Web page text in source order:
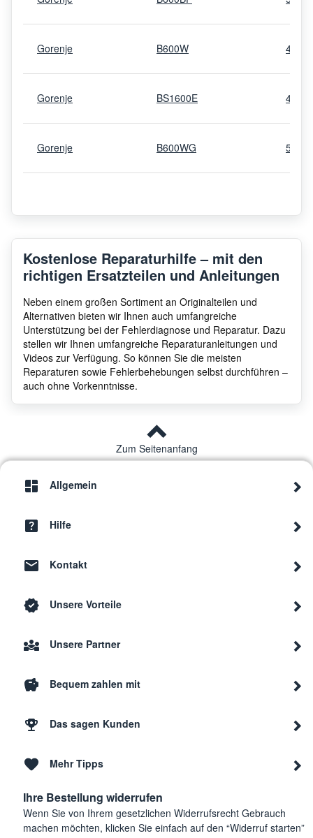
Gorenje B600W
Gorenje BS1600E
Gorenje B600WG
Kostenlose Reparaturhilfe – mit den
richtigen Ersatzteilen und Anleitungen
Neben einem großen Sortiment an Originalteilen und
Alternativen bieten wir Ihnen auch umfangreiche
Unterstützung bei der Fehlerdiagnose und Reparatur. Dazu
stellen wir Ihnen umfangreiche Reparaturanleitungen und
Videos zur Verfügung. So können Sie die meisten
Reparaturen sowie Fehlerbehebungen selbst durchführen –
auch ohne Vorkenntnisse.
Zum Seitenanfang
Allgemein
Hilfe
Kontakt
Unsere Vorteile
Unsere Partner
Bequem zahlen mit
Das sagen Kunden
Mehr Tipps
Ihre Bestellung widerrufen
Wenn Sie von Ihrem gesetzlichen Widerrufsrecht Gebrauch
machen möchten, klicken Sie einfach auf den “Widerruf starten”